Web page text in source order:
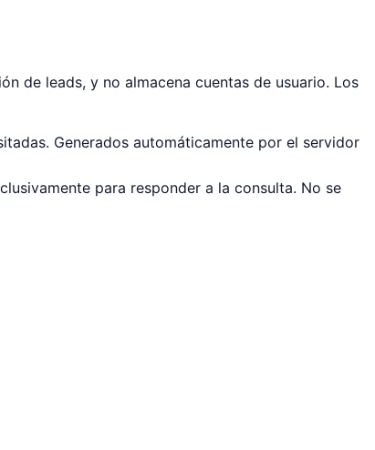
de leads, y no almacena cuentas de usuario. Los
Generados automáticamente por el servidor
para responder a la consulta. No se